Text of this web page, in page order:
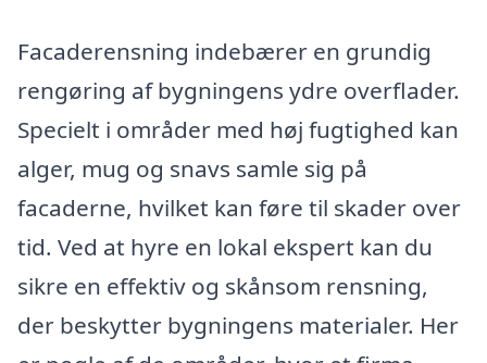
Facaderensning indebærer en grundig
rengøring af bygningens ydre overflader.
Specielt i områder med høj fugtighed kan
alger, mug og snavs samle sig på
facaderne, hvilket kan føre til skader over
tid. Ved at hyre en lokal ekspert kan du
sikre en effektiv og skånsom rensning,
der beskytter bygningens materialer. Her